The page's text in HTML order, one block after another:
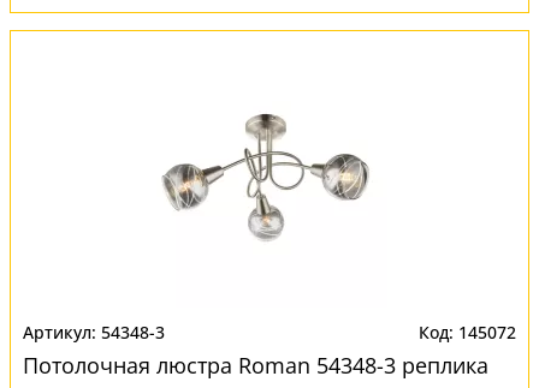
54348-3 145072
Потолочная люстра Roman 54348-3 реплика